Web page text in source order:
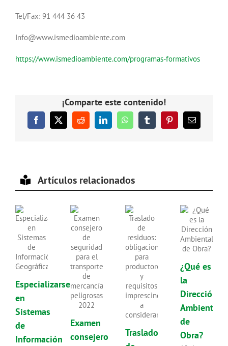
Tel/Fax: 91 444 36 43
Info@www.ismedioambiente.com
https://www.ismedioambiente.com/programas-formativos
¡Comparte este contenido!
Facebook
X RedditLinkedInWhatsAppTumblrPinterestCorreo
electrónico
Artículos relacionados
Especializarse
en
Sistemas
de
Información
Examen
consejero
Traslado
¿Qué es
la
Dirección
Ambiental
de
Obra?